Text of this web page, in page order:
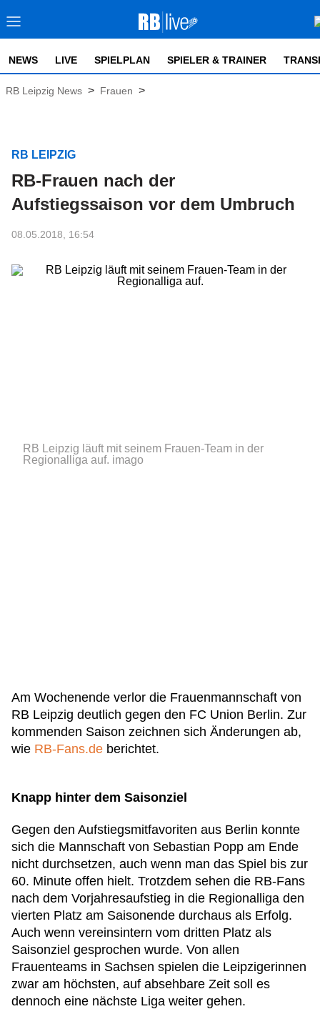
NEWS LIVE SPIELPLAN SPIELER & TRAINER
RB Leipzig News > Frauen >
RB LEIPZIG
RB-Frauen nach der
Aufstiegssaison vor dem Umbruch
08.05.2018, 16:54
RB Leipzig läuft mit seinem Frauen-Team in der
Regionalliga auf. imago
Am Wochenende verlor die Frauenmannschaft von
RB Leipzig deutlich gegen den FC Union Berlin. Zur
kommenden Saison zeichnen sich Änderungen ab,
wie RB-Fans.de berichtet.
Knapp hinter dem Saisonziel
Gegen den Aufstiegsmitfavoriten aus Berlin konnte
sich die Mannschaft von Sebastian Popp am Ende
nicht durchsetzen, auch wenn man das Spiel bis zur
60. Minute offen hielt. Trotzdem sehen die RB-Fans
nach dem Vorjahresaufstieg in die Regionalliga den
vierten Platz am Saisonende durchaus als Erfolg.
Auch wenn vereinsintern vom dritten Platz als
Saisonziel gesprochen wurde. Von allen
Frauenteams in Sachsen spielen die Leipzigerinnen
zwar am höchsten, auf absehbare Zeit soll es
dennoch eine nächste Liga weiter gehen.